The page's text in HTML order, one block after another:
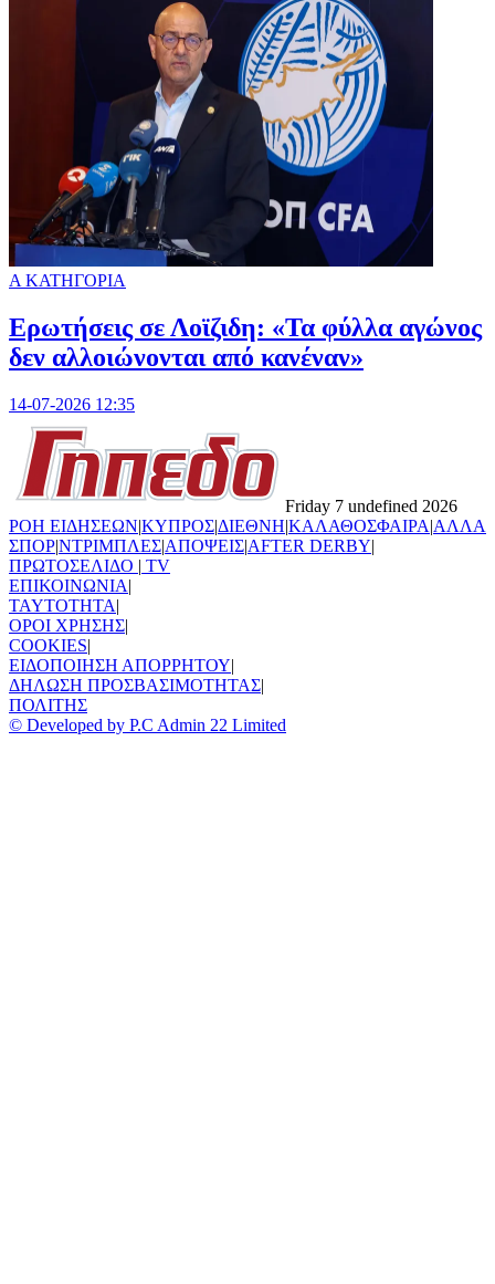
Α ΚΑΤΗΓΟΡΙΑ
Ερωτήσεις σε Λοϊζιδη: «Τα φύλλα αγώνος
δεν αλλοιώνονται από κανέναν»
14-07-2026 12:35
Friday 7 undefined 2026
ΡΟΗ ΕΙΔΗΣΕΩΝ|ΚΥΠΡΟΣ|ΔΙΕΘΝΗ|ΚΑΛΑΘΟΣΦΑΙΡΑ|ΑΛΛΑ
ΣΠΟΡ|ΝΤΡΙΜΠΛΕΣ|ΑΠΟΨΕΙΣ|AFTER DERBY|
ΠΡΩΤΟΣΕΛΙΔΟ | TV
ΕΠΙΚΟΙΝΩΝΙΑ|
TAYTOTHTA|
ΟΡΟΙ ΧΡΗΣΗΣ|
COOKIES|
ΕΙΔΟΠΟΙΗΣΗ ΑΠΟΡΡΗΤΟΥ|
ΔΗΛΩΣΗ ΠΡΟΣΒΑΣΙΜΟΤΗΤΑΣ|
ΠΟΛΙΤΗΣ
© Developed by P.C Admin 22 Limited